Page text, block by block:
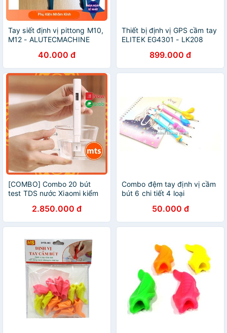
Tay siết định vị pittong M10,
M12 - ALUTECMACHINE
40.000 đ
Thiết bị định vị GPS cầm tay
ELITEK EG4301 - LK208
899.000 đ
[COMBO] Combo 20 bút
test TDS nước Xiaomi kiểm
Minh Tín Shop
2.850.000 đ
Combo đệm tay định vị cầm
bút 6 chi tiết 4 loại
50.000 đ